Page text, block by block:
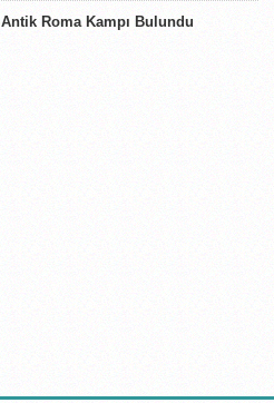
Roma Kampı Bulundu